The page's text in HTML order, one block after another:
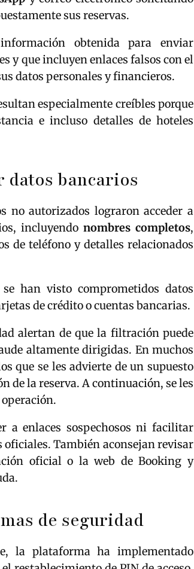
sus reservas.
obtenida para enviar
y que incluyen enlaces falsos con el
datos personales y financieros.
especialmente creíbles porque
e incluso detalles de hoteles
datos bancarios
no autorizados lograron acceder a
incluyendo nombres completos,
de teléfono y detalles relacionados
han visto comprometidos datos
de crédito o cuentas bancarias.
alertan de que la filtración puede
altamente dirigidas. En muchos
que se les advierte de un supuesto
de la reserva. A continuación, se les
a enlaces sospechosos ni facilitar
También aconsejan revisar
oficial o la web de Booking y
de seguridad
la plataforma ha implementado